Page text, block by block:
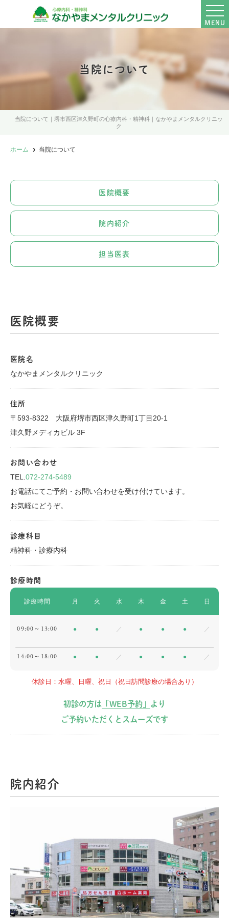
MENU
当院について
当院について｜堺市西区津久野町の心療内科・精神科｜なかやまメンタルクリニッ
ク
ホーム 当院について
医院概要
院内紹介
担当医表
医院概要
医院名
なかやまメンタルクリニック
住所
〒593-8322 大阪府堺市西区津久野町1丁目20-1
津久野メディカビル 3F
お問い合わせ
TEL. 072-274-5489
お電話にてご予約・お問い合わせを受け付けています。
お気軽にどうぞ。
診療科目
精神科・診療内科
診療時間
診療時間 月 火 水 木 金 土 日
09:00～13:00 ● ● ／ ● ● ● ／
14:00～18:00 ● ● ／ ● ● ● ／
休診日：水曜、日曜、祝日（祝日訪問診療の場合あり）
初診の方は 「WEB予約」
より
ご予約いただくとスムーズです
院内紹介